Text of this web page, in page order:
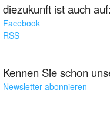
diezukunft ist auch auf:
Facebook
RSS
Kennen Sie schon
Newsletter abonnieren